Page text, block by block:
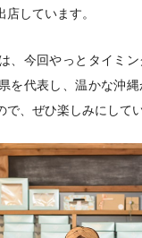
しています。
、今回やっとタイミ
を代表し、温かな沖
、ぜひ楽しみにして